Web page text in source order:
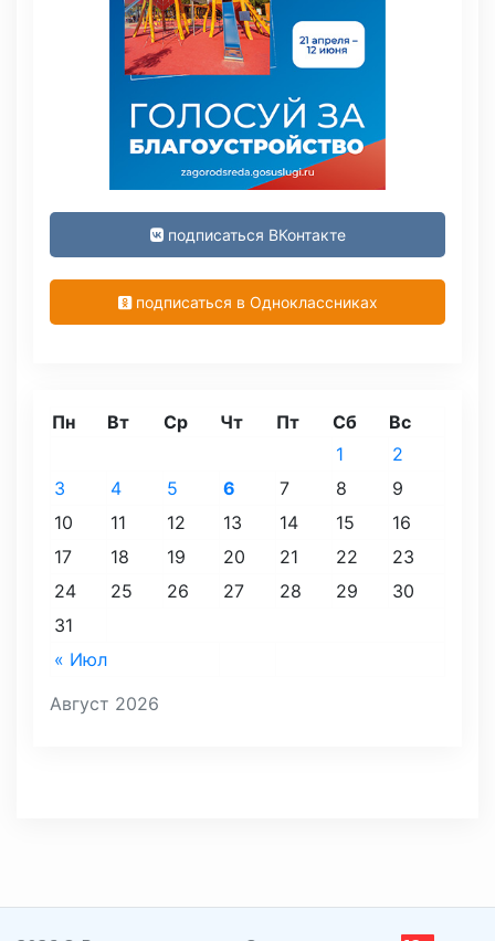
подписаться ВКонтакте
подписаться в Одноклассниках
Август 2026
Пн Вт Ср Чт Пт Сб Вс
« Июл
1
2
3
4 5 6 7 8
9
10
11 12 13 14 15
16
17
18 19 20 21 22
23
24
25 26 27 28 29
30
31